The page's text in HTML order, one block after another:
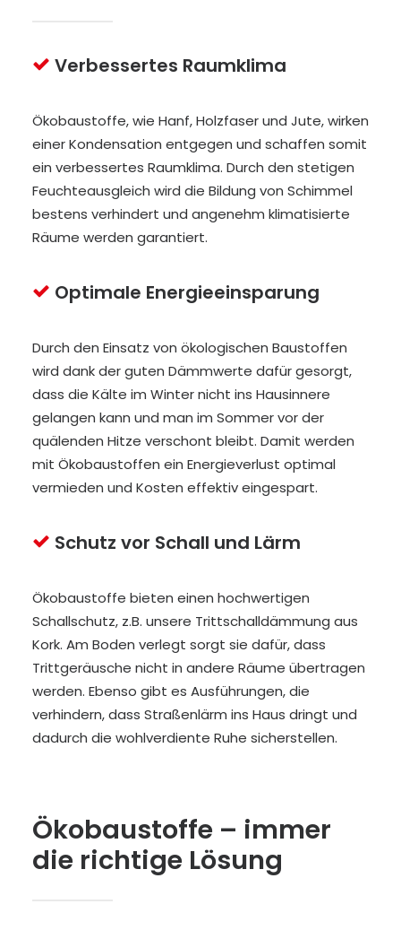
Verbessertes Raumklima
Ökobaustoffe, wie Hanf, Holzfaser und Jute, wirken
einer Kondensation entgegen und schaffen somit
ein verbessertes Raumklima. Durch den stetigen
Feuchteausgleich wird die Bildung von Schimmel
bestens verhindert und angenehm klimatisierte
Räume werden garantiert.
Optimale Energieeinsparung
Durch den Einsatz von ökologischen Baustoffen
wird dank der guten Dämmwerte dafür gesorgt,
dass die Kälte im Winter nicht ins Hausinnere
gelangen kann und man im Sommer vor der
quälenden Hitze verschont bleibt. Damit werden
mit Ökobaustoffen ein Energieverlust optimal
vermieden und Kosten effektiv eingespart.
Schutz vor Schall und Lärm
Ökobaustoffe bieten einen hochwertigen
Schallschutz, z.B. unsere Trittschalldämmung aus
Kork. Am Boden verlegt sorgt sie dafür, dass
Trittgeräusche nicht in andere Räume übertragen
werden. Ebenso gibt es Ausführungen, die
verhindern, dass Straßenlärm ins Haus dringt und
dadurch die wohlverdiente Ruhe sicherstellen.
Ökobaustoffe – immer
die richtige Lösung